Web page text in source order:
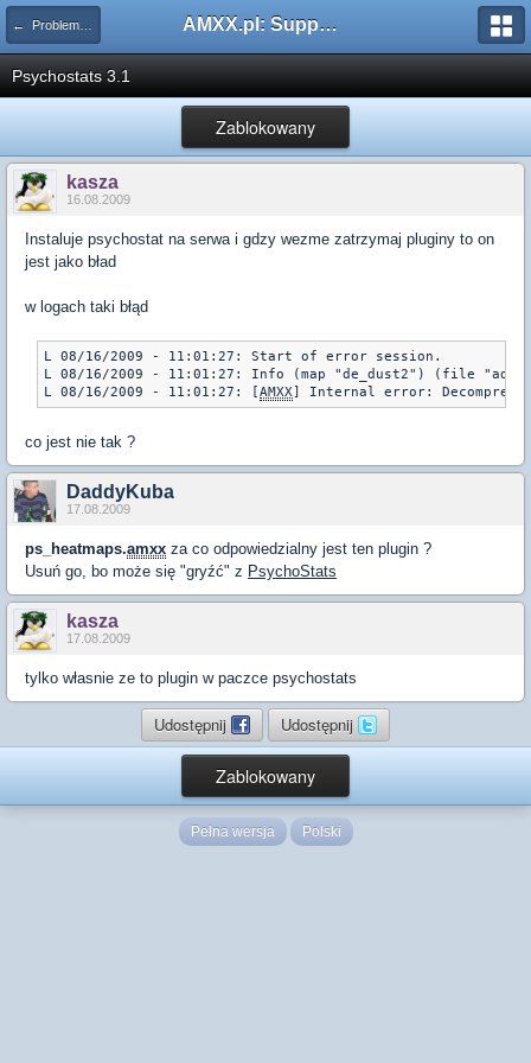
← Problemy z pluginami AMXX.pl: Support AMX Mod X i SourceMod
Psychostats 3.1
Zablokowany
kasza
16.08.2009
Instaluje psychostat na serwa i gdzy wezme zatrzymaj pluginy to on
jest jako bład
w logach taki błąd
L 08/16/2009 - 11:01:27: Start of error session.
L 08/16/2009 - 11:01:27: Info (map "de_dust2") (file
L 08/16/2009 - 11:01:27: [AMXX] Internal error: Decompress
co jest nie tak ?
DaddyKuba
17.08.2009
ps_heatmaps.amxx za co odpowiedzialny jest ten plugin ?
Usuń go, bo może się "gryźć" z PsychoStats
kasza
17.08.2009
tylko własnie ze to plugin w paczce psychostats
Udostępnij Udostępnij
Zablokowany
Pełna wersja Polski